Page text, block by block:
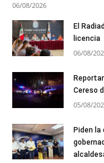
06/08/2026
El
licencia
06/08/
Cereso
05/08/
Piden la